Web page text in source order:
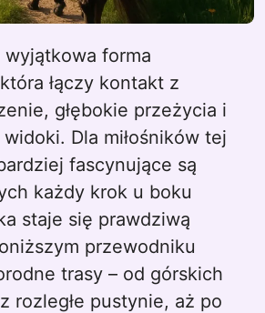
łączy kontakt z
głębokie przeżycia i
Dla miłośników tej
fascynujące są
każdy krok u boku
staje się prawdziwą
przewodniku
trasy – od górskich
rozległe pustynie, aż po